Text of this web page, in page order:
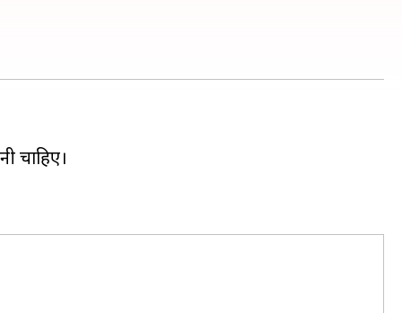
चाहिए।